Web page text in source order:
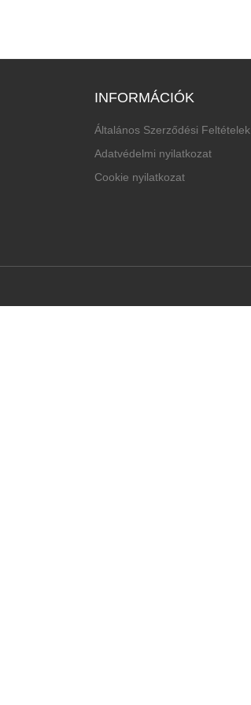
INFORMÁCIÓK
Általános Szerződési Feltételek
Adatvédelmi nyilatkozat
Cookie nyilatkozat